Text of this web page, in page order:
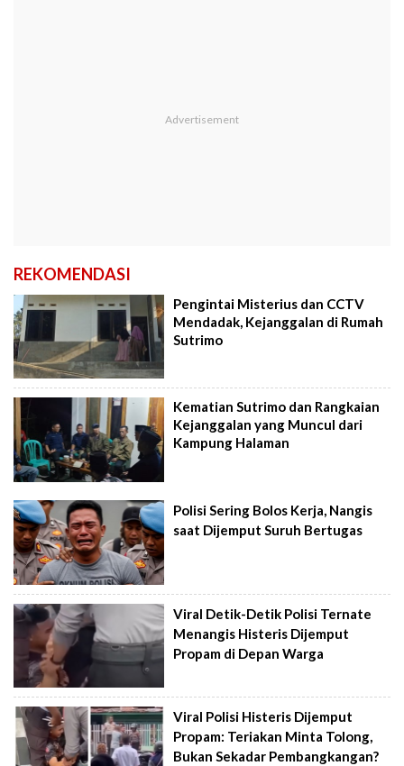
REKOMENDASI
Pengintai Misterius dan CCTV
Mendadak, Kejanggalan di Rumah
Sutrimo
Kematian Sutrimo dan Rangkaian
Kejanggalan yang Muncul dari
Kampung Halaman
Polisi Sering Bolos Kerja, Nangis
saat Dijemput Suruh Bertugas
Viral Detik-Detik Polisi Ternate
Menangis Histeris Dijemput
Propam di Depan Warga
Viral Polisi Histeris Dijemput
Propam: Teriakan Minta Tolong,
Bukan Sekadar Pembangkangan?